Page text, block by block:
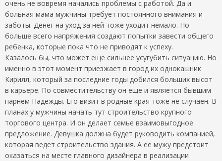
очень не вовремя начались проблемы с работой. Да и
больная мама мужчины требует постоянного внимания и
заботы. Денег на уход за ней тоже уходит немало. Но
больше всего напряжения создают попытки завести общего
ребенка, которые пока что не приводят к успеху.
Казалось бы, что может еще сильнее усугубить ситуацию. Но
именно в этот момент приезжает в город их однокашник
Кирилл, который за последние годы добился больших высот
в карьере. По совместительству он еще и является бывшим
парнем Надежды. Его визит в родные края тоже не случаен. В
планах у мужчины начать тут строительство крупного
торгового центра. И он делает семье взаимовыгодное
предложение. Девушка должна будет руководить компанией,
которая ведет строительство здания. А ее мужу предстоит
оказаться на месте главного дизайнера в реализации